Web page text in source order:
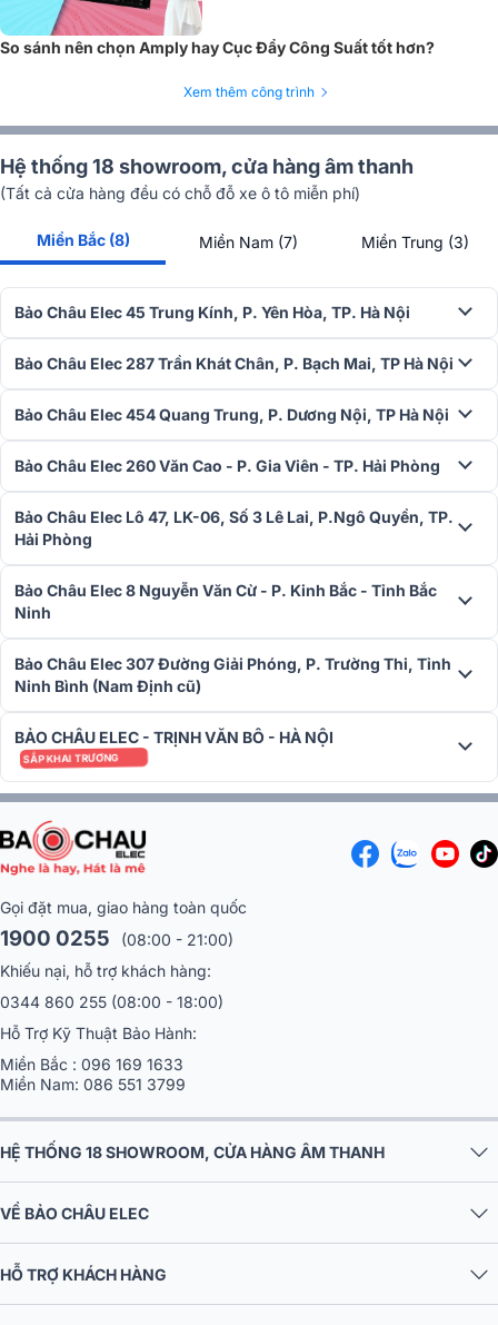
gia đình, kinh doanh giá rẻ ✓ Chính hãng
100% ✓Đẩy Công suất lớn nhỏ, 2 kênh, 3
kênh, 4 kênh ✓ Miễn phí setup ✓ Góp 0%
So sánh nên chọn Amply hay Cục Đẩy Công Suất tốt hơn?
Xem thêm công trình
Hệ thống 18 showroom, cửa hàng âm thanh
(Tất cả cửa hàng đều có chỗ đỗ xe ô tô miễn phí)
Miền Bắc (8) Miền Nam (7) Miền Trung (3)
Bảo Châu Elec 45 Trung Kính, P. Yên Hòa, TP. Hà Nội
Bảo Châu Elec 287 Trần Khát Chân, P. Bạch Mai, TP Hà Nội
Bảo Châu Elec 454 Quang Trung, P. Dương Nội, TP Hà Nội
Bảo Châu Elec 260 Văn Cao - P. Gia Viên - TP. Hải Phòng
Bảo Châu Elec Lô 47, LK-06, Số 3 Lê Lai, P.Ngô Quyền, TP.
Hải Phòng
Bảo Châu Elec 8 Nguyễn Văn Cừ - P. Kinh Bắc - Tỉnh Bắc
Ninh
Bảo Châu Elec 307 Đường Giải Phóng, P. Trường Thi, Tỉnh
Ninh Bình (Nam Định cũ)
BẢO CHÂU ELEC - TRỊNH VĂN BÔ - HÀ NỘI
SẮP KHAI TRƯƠNG
Gọi đặt mua, giao hàng toàn quốc
1900 0255
(08:00 - 21:00)
Khiếu nại, hỗ trợ khách hàng:
0344 860 255 (08:00 - 18:00)
Hỗ Trợ Kỹ Thuật Bảo Hành:
Miền Bắc : 096 169 1633
Miền Nam: 086 551 3799
HỆ THỐNG 18 SHOWROOM, CỬA HÀNG ÂM THANH
VỀ BẢO CHÂU ELEC
HỖ TRỢ KHÁCH HÀNG